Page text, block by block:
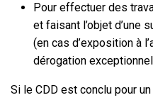
Pour effectuer des
et faisant l’objet d’une
(en cas d’exposition à
dérogation
Si le CDD est conclu pour